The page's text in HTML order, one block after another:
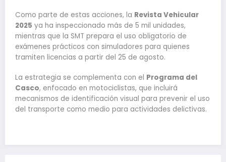
Como parte de estas acciones, la Revista Vehicular
2025 ya ha inspeccionado más de 5 mil unidades,
mientras que la SMT prepara el uso obligatorio de
exámenes prácticos con simuladores para quienes
tramiten licencias a partir del 25 de agosto.
La estrategia se complementa con el Programa del
Casco, enfocado en motociclistas, que incluirá
mecanismos de identificación visual para prevenir el uso
del transporte como medio para actividades delictivas.